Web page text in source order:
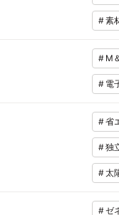
#素
# M
# 電
#省
#独
#太
#ゼ